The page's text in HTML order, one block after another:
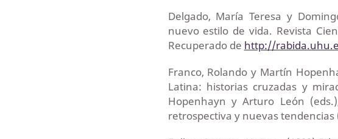
Delgado, María Teresa y
nuevo estilo de vida. Revista
Recuperado de http://
Franco, Rolando y Martín
Latina: historias cruzadas y
Hopenhayn y Arturo León
retrospectiva y nuevas tendencias